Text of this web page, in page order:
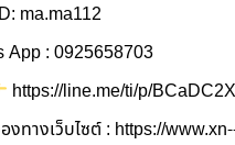
ma.ma112
App : 0925658703
https://line.me/ti/p/
งทางเว็บไซต์ : https://